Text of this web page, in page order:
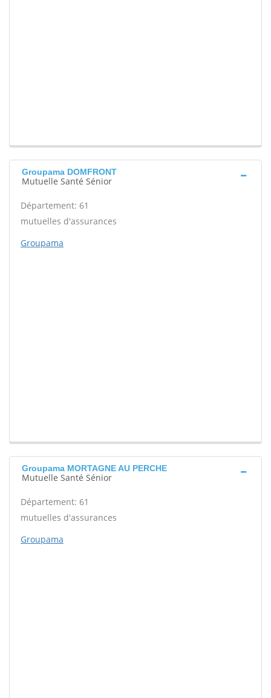
Groupama DOMFRONT
Mutuelle Santé Sénior
Département: 61
mutuelles d'assurances
Groupama
Groupama MORTAGNE AU PERCHE
Mutuelle Santé Sénior
Département: 61
mutuelles d'assurances
Groupama